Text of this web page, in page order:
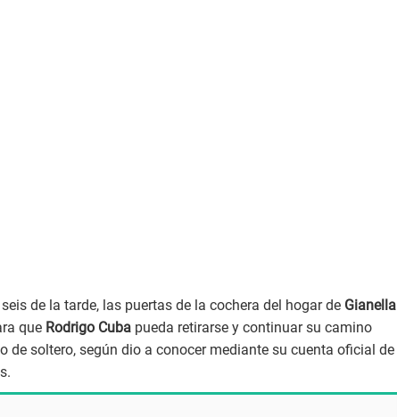
de la tarde, las puertas de la cochera del hogar de Gianella
que Rodrigo Cuba pueda retirarse y continuar su camino
de soltero, según dio a conocer mediante su cuenta oficial de